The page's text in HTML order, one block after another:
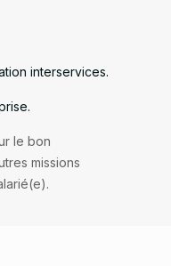
interservices.
le bon
missions